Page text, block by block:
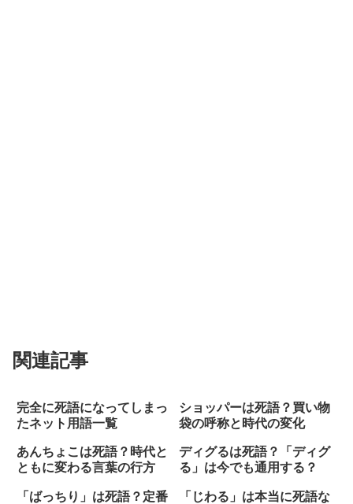
関連記事
完全に死語になってしまっ
たネット用語一覧
ショッパーは死語？買い物
袋の呼称と時代の変化
あんちょこは死語？時代と
ともに変わる言葉の行方
ディグるは死語？「ディグ
る」は今でも通用する？
「ばっちり」は死語？定番
「じわる」は本当に死語な